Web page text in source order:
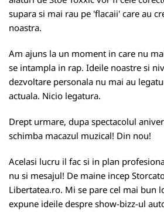
supara si mai rau pe 'flacaii' care au
noastra.
Am ajuns la un moment in care nu
se intampla in rap. Ideile noastre si
dezvoltare personala nu mai au
actuala. Nicio legatura.
Drept urmare, dupa spectacolul
schimba macazul muzical! Din nou!
Acelasi lucru il fac si in plan
nu si mesajul! De maine incep
Libertatea.ro. Mi se pare cel mai bun
expune ideile despre show-bizz-ul